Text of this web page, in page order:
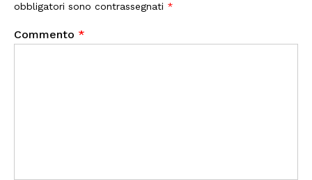
obbligatori sono contrassegnati *
Commento *